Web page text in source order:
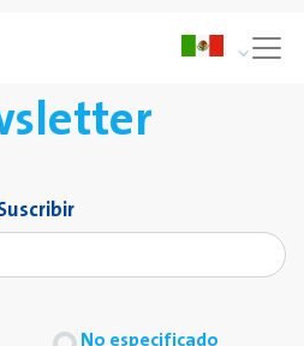
No especificado